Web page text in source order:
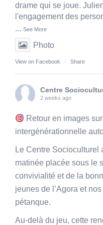
drame qui se joue.
l'engagement des
... See More
Photo
View on Facebook · Share
Centre
2 weeks ago
Retour en images
intergénérationnelle
Le Centre Socioculturel
matinée placée sous le
convivialité et de la
jeunes de l’Agora et
pétanque.
Au-delà du jeu, cette